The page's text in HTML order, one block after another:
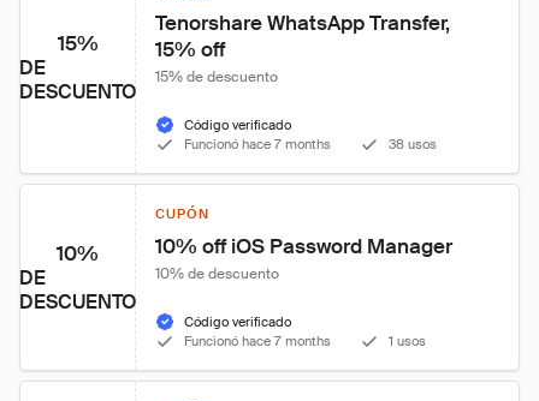
15%
DE
DESCUENTO
Tenorshare WhatsApp Transfer,
15% off
15% de descuento
Código verificado
Funcionó hace 7 months
38 usos
10%
DE
DESCUENTO
CUPÓN
10% off iOS Password Manager
10% de descuento
Código verificado
Funcionó hace 7 months
1 usos